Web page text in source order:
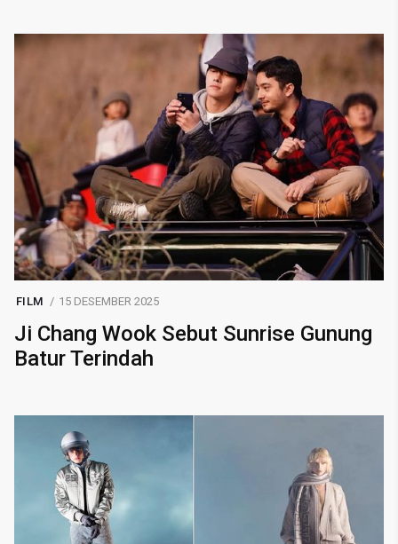
FILM 15 DESEMBER 2025
Ji Chang Wook Sebut Sunrise Gunung
Batur Terindah